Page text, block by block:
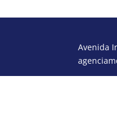
Avenida